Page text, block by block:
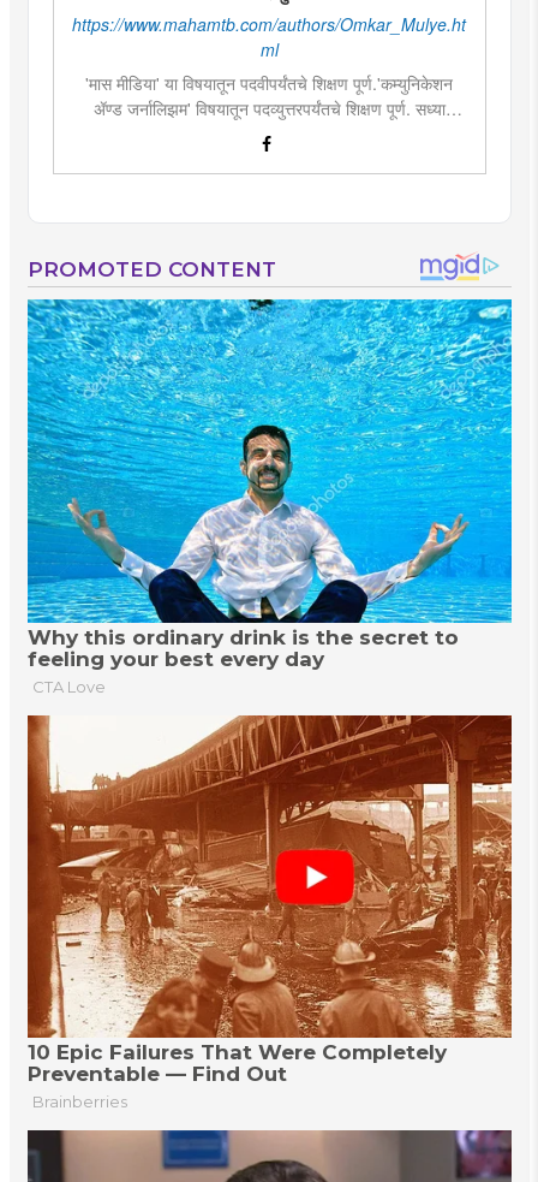
https://www.mahamtb.com/authors/Omkar_Mulye.ht
ml
'मास मीडिया' या विषयातून पदवीपर्यंतचे शिक्षण पूर्ण.'कम्युनिकेशन
ॲण्ड जर्नालिझम' विषयातून पदव्युत्तरपर्यंतचे शिक्षण पूर्ण. सध्या
दै.'मुंबई तरुण भारत'मध्ये वेब उपसंपादक म्हणून कार्यरत. लिखाण,
संगीत, वाचन, फोटोग्राफी, इ.ची आवड.लिवोग्राफी भाषाशैलीत विशेष